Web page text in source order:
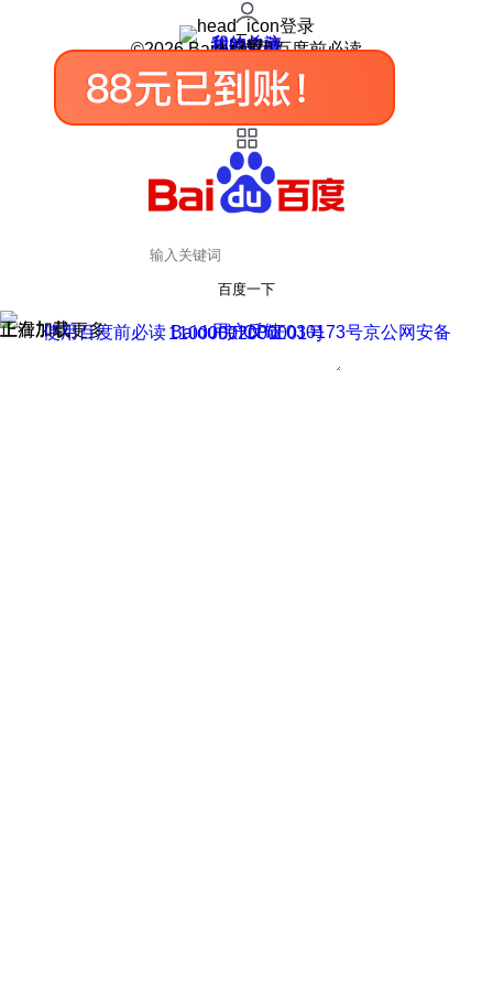
登录
我的关注
我的收藏
皮肤中心
用户反馈
设置
©2026 Baidu 使用百度前必读
百度一下
正在加载
上滑加载更多 用户反馈
使用百度前必读 Baidu 京ICP证030173号
京公网安备11000002000001号